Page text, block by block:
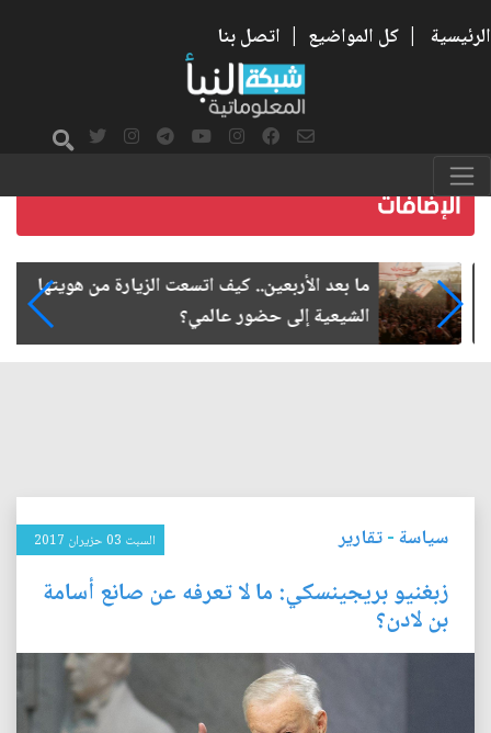
الرئيسية | كل المواضيع | اتصل بنا
ما بعد الأربعين.. كيف اتسعت الزيارة من هويتها
الشيعية إلى حضور عالمي؟
سياسة-تقارير السبت 03 حزيران 2017
زبغنيو بريجينسكي: ما لا تعرفه عن صانع أسامة
بن لادن؟